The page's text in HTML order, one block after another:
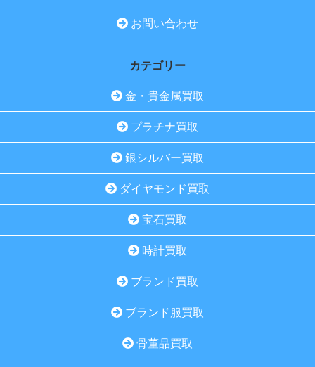
お問い合わせ
カテゴリー
金・貴金属買取
プラチナ買取
銀シルバー買取
ダイヤモンド買取
宝石買取
時計買取
ブランド買取
ブランド服買取
骨董品買取